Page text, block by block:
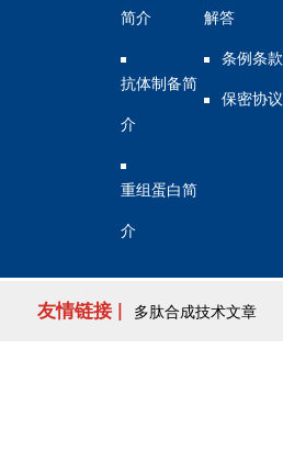
简介
抗体制备简
介
重组蛋白简
介
解答
条例条款
保密协议
友情链接 | 多肽合成技术文章